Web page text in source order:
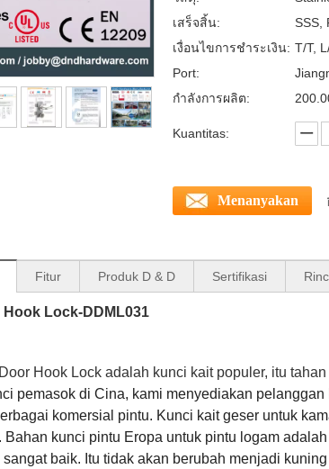
เสร็จสิ้น:
SSS,
เงื่อนไขการชำระเงิน: T/T,
Port:
กำลังการผลิต:
Kuantitas:
Menanyakan
Fitur Produk D & D Sertifikasi
Hook Lock-DDML031
Hook Lock adalah kunci kait populer, itu
pemasok di Cina, kami menyediakan
komersial pintu. Kunci kait geser untuk
Bahan kunci pintu Eropa untuk pintu logam
baik. Itu tidak akan berubah menjadi